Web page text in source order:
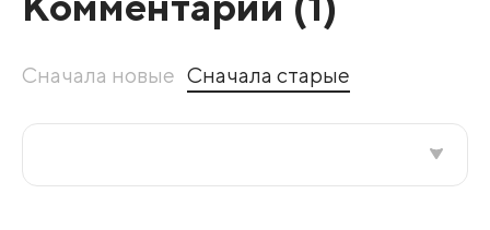
Сначала новые Сначала старые